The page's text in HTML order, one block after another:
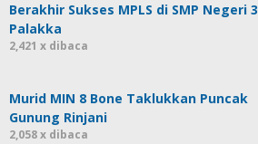
Berakhir Sukses MPLS di SMP Negeri 3
Palakka
2,421 x dibaca
Murid MIN 8 Bone Taklukkan Puncak
Gunung Rinjani
2,058 x dibaca